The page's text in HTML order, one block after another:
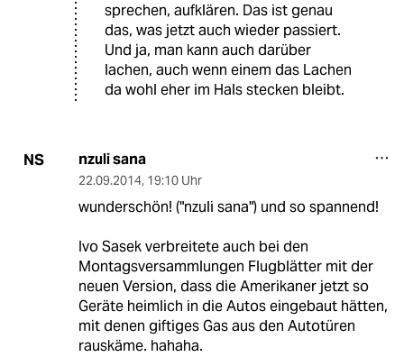
sprechen, aufklären. Das ist genau
das, was jetzt auch wieder passiert.
Und ja, man kann auch darüber
lachen, auch wenn einem das Lachen
da wohl eher im Hals stecken bleibt.
NS nzuli sana
22.09.2014, 19:10 Uhr
wunderschön! ("nzuli sana") und so spannend!
Ivo Sasek verbreitete auch bei den
Montagsversammlungen Flugblätter mit der
neuen Version, dass die Amerikaner jetzt so
Geräte heimlich in die Autos eingebaut hätten,
mit denen giftiges Gas aus den Autotüren
rauskäme. hahaha.